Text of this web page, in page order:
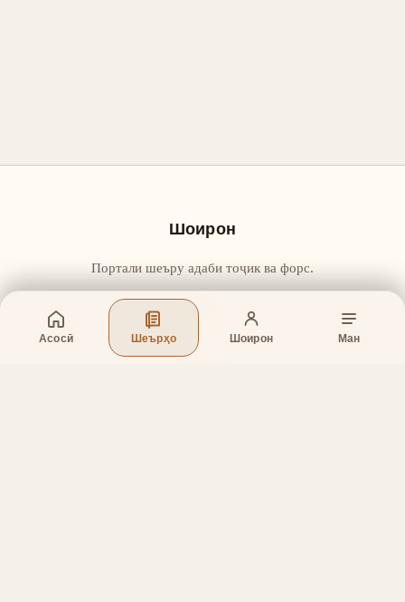
Асосӣ Шеърҳо Шоирон Ман
Шоирон
Портали шеъру адаби тоҷик ва форс.